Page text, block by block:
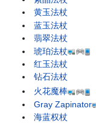
黄玉法杖
蓝玉法杖
翡翠法杖
琥珀法杖
红玉法杖
钻石法杖
火花魔棒
Gray Zapinator
海蓝权杖